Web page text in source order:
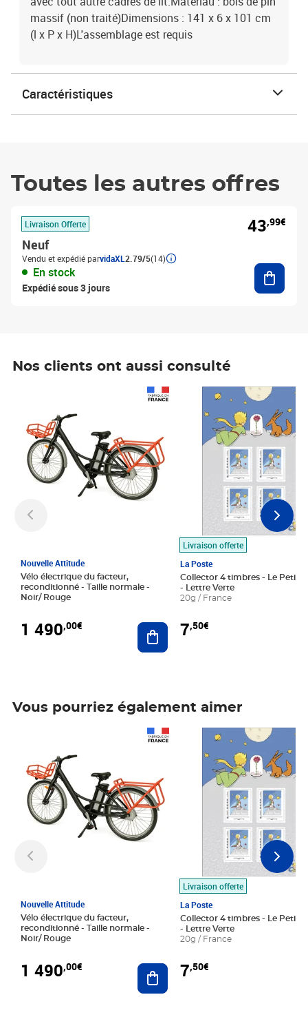
massif (non traité)Dimensions : 141 x 6 x 101 cm
(l x P x H)L'assemblage est requis
Caractéristiques
Toutes les autres offres
Livraison Offerte
Neuf
Vendu et expédié parvidaXL 2.79/5(14)
En stock
Expédié sous 3 jours
43,99€
Nos clients ont aussi consulté
Nouvelle Attitude
Vélo électrique du facteur,
reconditionné - Taille normale -
Noir/ Rouge
1 490,00€ Ajouter au panier
Livraison offerte
La Poste
Collector 4 timbres - Le Petit
- Lettre Verte
20g / France
7,50€
Prix 7,50€
Vous pourriez également aimer
Nouvelle Attitude
Vélo électrique du facteur,
reconditionné - Taille normale -
Noir/ Rouge
1 490,00€ Ajouter au panier
Livraison offerte
La Poste
Collector 4 timbres - Le Petit
- Lettre Verte
20g / France
7,50€
Prix 7,50€